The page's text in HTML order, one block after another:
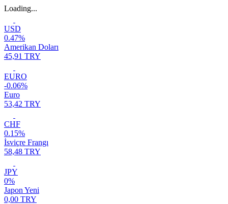
Loading...
USD
0.47%
Amerikan Doları
45,91 TRY
EURO
-0.06%
Euro
53,42 TRY
CHF
0.15%
İsviçre Frangı
58,48 TRY
JPY
0%
Japon Yeni
0,00 TRY